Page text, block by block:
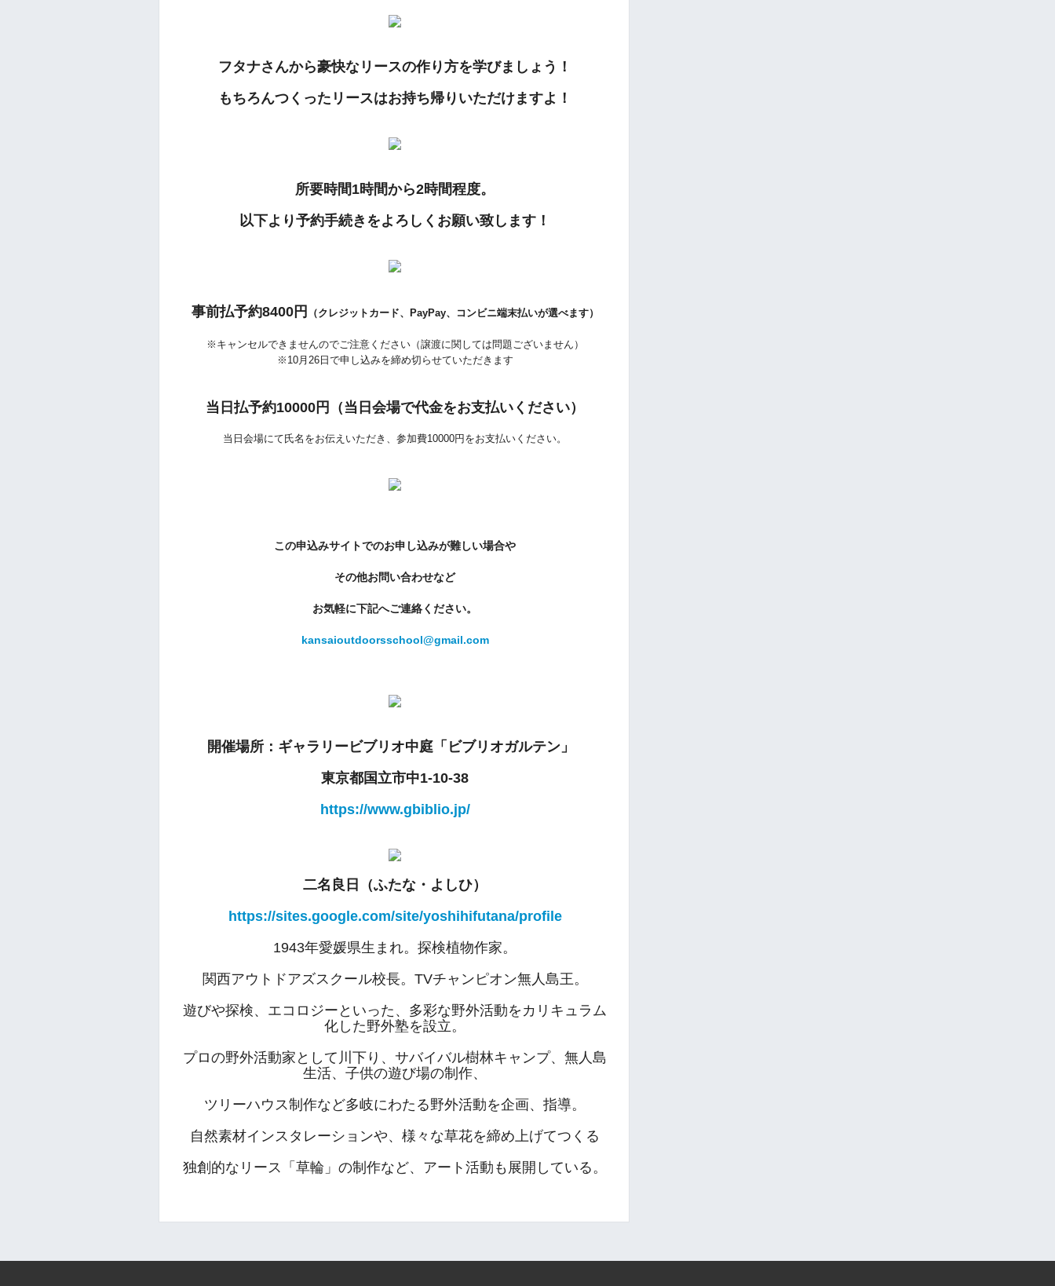
フタナさんから豪快なリースの作り方を学びましょう！
もちろんつくったリースはお持ち帰りいただけますよ！
所要時間1時間から2時間程度。
以下より予約手続きをよろしくお願い致します！
事前払予約8400円 （クレジットカード、PayPay、 コンビニ端末払いが選べます）
※キャンセルできませんのでご注意ください（譲渡に関しては問題ございません）
※10月26日で申し込みを締め切らせていただきます
当日払予約10000円 （当日会場で代金をお支払いください）
当日会場にて氏名をお伝えいただき、参加費10000円をお支払いください。
この申込みサイトでのお申し込みが難しい場合や
その他お問い合わせなど
お気軽に下記へご連絡ください。
kansaioutdoorsschool@gmail.com
開催場所：ギャラリービブリオ中庭「ビブリオガルテン」
東京都国立市中1-10-38
https://www.gbiblio.jp/
二名良日（ふたな・よしひ）
https://sites.google.com/site/yoshihifutana/profile
1943年愛媛県生まれ。探検植物作家。
関西アウトドアズスクール校長。 TVチャンピオン無人島王。
遊びや探検、エコロジーといった、多彩な野外活動をカリキュラム
化した野外塾を設立。
プロの野外活動家として川下り、サバイバル樹林キャンプ、無人島
生活、子供の遊び場の制作、
ツリーハウス制作など多岐にわたる野外活動を企画、指導。
自然素材インスタレーションや、様々な草花を締め上げてつくる
独創的なリース「草輪」の制作など、アート活動も展開している。